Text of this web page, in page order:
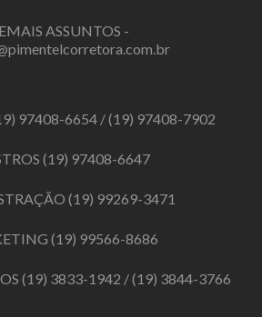
ASSUNTOS -
97408-6654/(19) 97408-7902
(19) 97408-6647
(19) 99269-3471
(19) 99566-8686
(19) 3833-1942 /(19) 3844-3766